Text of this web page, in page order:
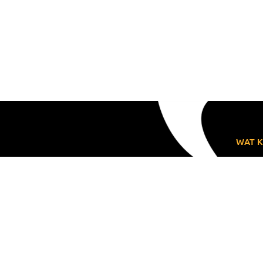
WAT